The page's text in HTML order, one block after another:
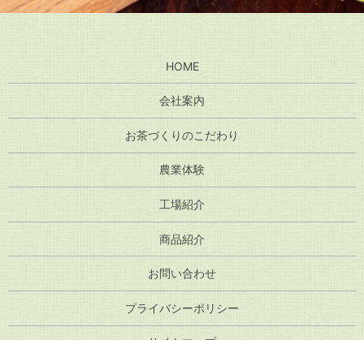
HOME
会社案内
お茶づくりのこだわり
農業体験
工場紹介
商品紹介
お問い合わせ
プライバシーポリシー